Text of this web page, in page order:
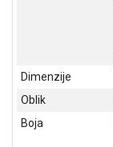
FITNES
ALAT I
BAŠTA
Dimenzije
Oblik
Boja